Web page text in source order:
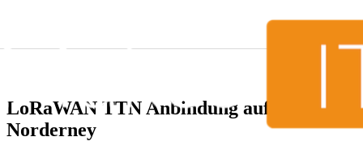
LoRaWAN TTN Anbindung auf
Norderney